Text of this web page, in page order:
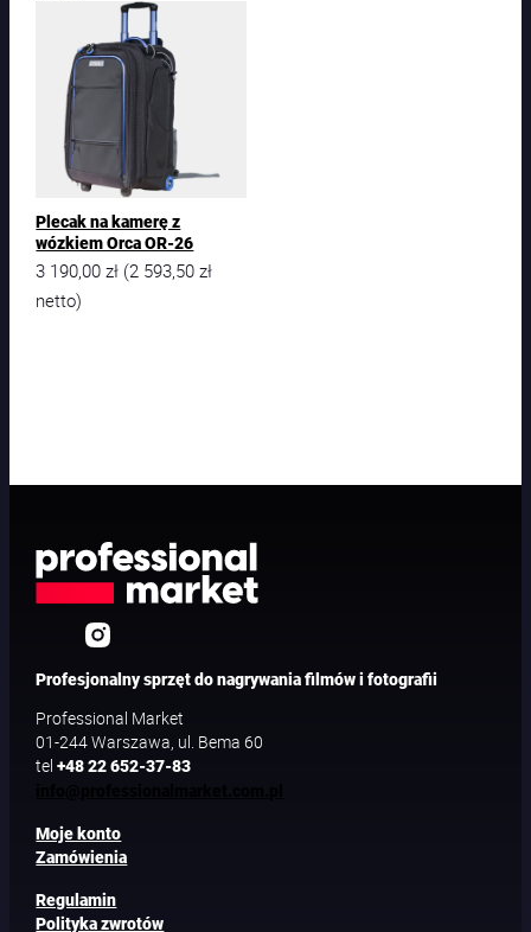
Plecak na kamerę z
wózkiem Orca OR-26
3 190,00zł (2 593,50zł
netto)
Profesjonalny sprzęt do nagrywania filmów i fotografii
Professional Market
01-244 Warszawa, ul. Bema 60
tel+48 22 652-37-83
Moje konto
Zamówienia
Regulamin
Polityka zwrotów